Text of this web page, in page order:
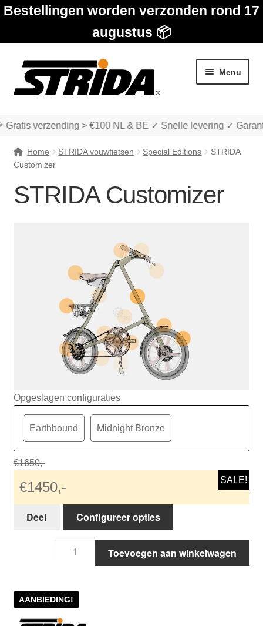
Bestellingen worden verzonden rond 17
augustus 📦
Ga
door
naar
Ga
naar
de
Menu
Winkel
STRIDA accessoires
STRIDA onderdelen
STRIDA Customizer
Over STRIDA
SALE
Gratis verzending > €100 NL & BE ✓ Snelle levering ✓
Home STRIDA vouwfietsen Special Editions
STRIDA
Customizer
STRIDA Customizer
Opgeslagen configuraties
Earthbound Midnight Bronze
€1650,-
SALE!
€1450,-
Deel Configureer opties
STRIDA
Toevoegen aan winkelwagen
AANBIEDING!